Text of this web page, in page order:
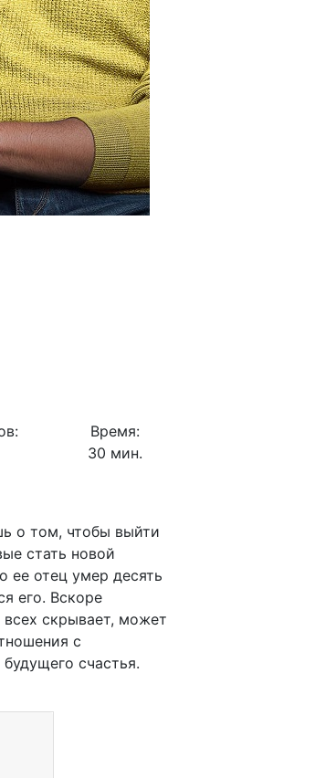
Время:
30 мин.
о том, чтобы выйти
стать новой
ее отец умер десять
его. Вскоре
скрывает, может
с
счастья.